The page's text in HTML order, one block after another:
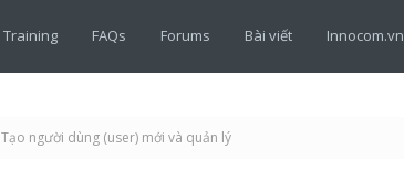
Training FAQs Forums Bài viết Innocom.vn
Tạo người dùng (user) mới và quản lý